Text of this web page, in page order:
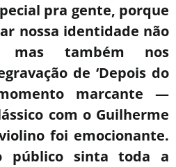
pra gente, porque
nossa identidade não
mas também nos
de ‘Depois do
marcante —
com o Guilherme
foi emocionante.
público sinta toda a